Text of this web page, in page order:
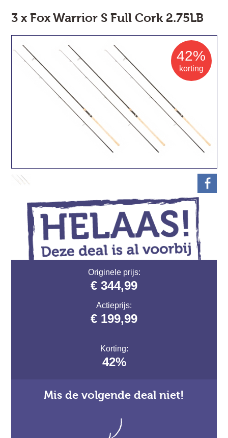
3 x Fox Warrior S Full Cork 2.75LB
42%
korting
Originele prijs:
€ 344,99
Actieprijs:
€ 199,99
Korting:
42%
Mis de volgende deal niet!